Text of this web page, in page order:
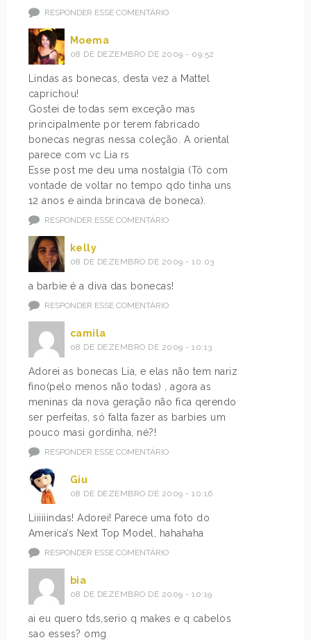
RESPONDER ESSE COMENTÁRIO
Moema
08 DE DEZEMBRO DE 2009 - 09:52
Lindas as bonecas, desta vez a Mattel
caprichou!
Gostei de todas sem exceção mas
principalmente por terem fabricado
bonecas negras nessa coleção. A oriental
parece com vc Lia rs
Esse post me deu uma nostalgia (Tô com
vontade de voltar no tempo qdo tinha uns
12 anos e ainda brincava de boneca).
RESPONDER ESSE COMENTÁRIO
kelly
08 DE DEZEMBRO DE 2009 - 10:03
a barbie é a diva das bonecas!
RESPONDER ESSE COMENTÁRIO
camila
08 DE DEZEMBRO DE 2009 - 10:13
Adorei as bonecas Lia, e elas não tem nariz
fino(pelo menos não todas) , agora as
meninas da nova geração não fica qerendo
ser perfeitas, só falta fazer as barbies um
pouco masi gordinha, né?!
RESPONDER ESSE COMENTÁRIO
Giu
08 DE DEZEMBRO DE 2009 - 10:16
Liiiiiindas! Adorei! Parece uma foto do
America’s Next Top Model, hahahaha
RESPONDER ESSE COMENTÁRIO
bia
08 DE DEZEMBRO DE 2009 - 10:19
ai eu quero tds,serio q makes e q cabelos
sao esses? omg